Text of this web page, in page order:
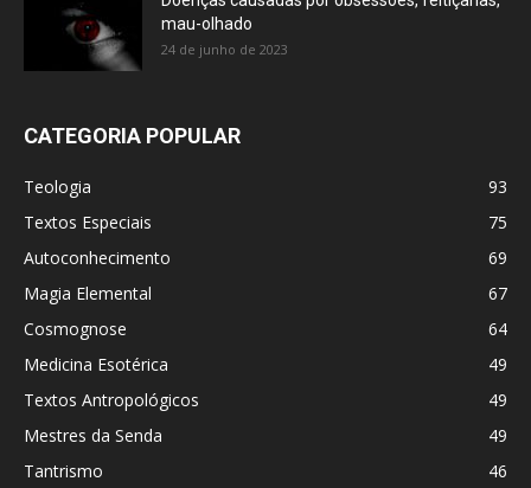
mau-olhado
24 de junho de 2023
CATEGORIA POPULAR
Teologia
93
Textos Especiais
75
Autoconhecimento
69
Magia Elemental
67
Cosmognose
64
Medicina Esotérica
49
Textos Antropológicos
49
Mestres da Senda
49
Tantrismo
46